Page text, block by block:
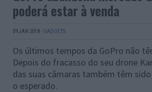
poderá estar à venda
09 JAN 2018 · GADGETS
Os últimos tempos da GoPro não
Depois do fracasso do seu drone
das suas câmaras também têm
o esperado.